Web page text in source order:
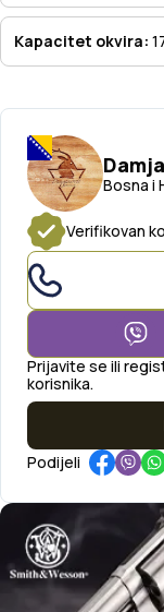
Bosna i
Verifikovan
Prijavite se ili
korisnika.
Podijeli
Kapacitet okvira: